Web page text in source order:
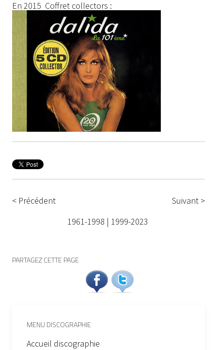
En 2015 Coffret collectors :
< Précédent
Suivant >
1961-1998 | 1999-2023
PARTAGEZ CETTE PAGE
MENU DISCOGRAPHIE
Accueil discographie